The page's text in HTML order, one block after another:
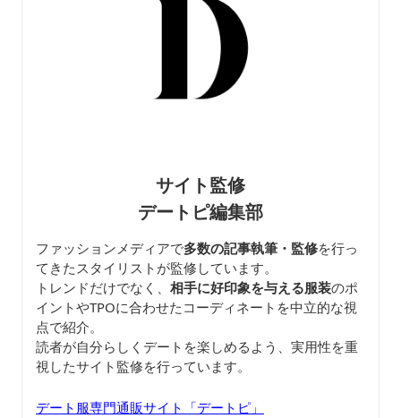
サイト監修
デートピ編集部
ファッションメディアで多数の記事執筆・監修を行っ
てきたスタイリストが監修しています。
トレンドだけでなく、 相手に好印象を与える服装のポ
イントやTPOに合わせたコーディネートを中立的な視
点で紹介。
読者が自分らしくデートを楽しめるよう、実用性を重
視したサイト監修を行っています。
デート服専門通販サイト「デートピ」